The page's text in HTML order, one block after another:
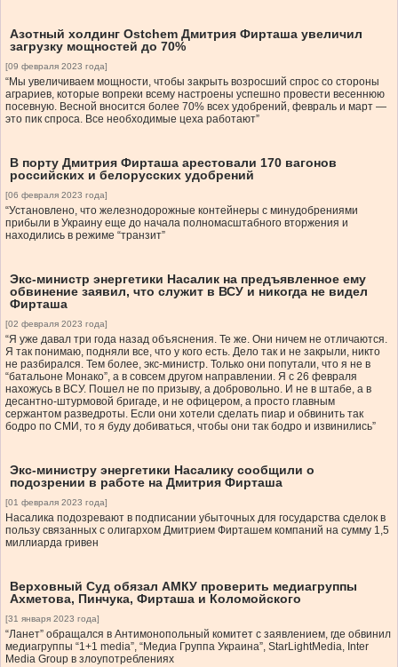
Азотный холдинг Ostchem Дмитрия Фирташа увеличил
загрузку мощностей до 70%
[09 февраля 2023 года]
“Мы увеличиваем мощности, чтобы закрыть возросший спрос со стороны
аграриев, которые вопреки всему настроены успешно провести весеннюю
посевную. Весной вносится более 70% всех удобрений, февраль и март —
это пик спроса. Все необходимые цеха работают”
В порту Дмитрия Фирташа арестовали 170 вагонов
российских и белорусских удобрений
[06 февраля 2023 года]
“Установлено, что железнодорожные контейнеры с минудобрениями
прибыли в Украину еще до начала полномасштабного вторжения и
находились в режиме “транзит”
Экс-министр энергетики Насалик на предъявленное ему
обвинение заявил, что служит в ВСУ и никогда не видел
Фирташа
[02 февраля 2023 года]
“Я уже давал три года назад объяснения. Те же. Они ничем не отличаются.
Я так понимаю, подняли все, что у кого есть. Дело так и не закрыли, никто
не разбирался. Тем более, экс-министр. Только они попутали, что я не в
“батальоне Монако”, а в совсем другом направлении. Я с 26 февраля
нахожусь в ВСУ. Пошел не по призыву, а добровольно. И не в штабе, а в
десантно-штурмовой бригаде, и не офицером, а просто главным
сержантом разведроты. Если они хотели сделать пиар и обвинить так
бодро по СМИ, то я буду добиваться, чтобы они так бодро и извинились”
Экс-министру энергетики Насалику сообщили о
подозрении в работе на Дмитрия Фирташа
[01 февраля 2023 года]
Насалика подозревают в подписании убыточных для государства сделок в
пользу связанных с олигархом Дмитрием Фирташем компаний на сумму 1,5
миллиарда гривен
Верховный Суд обязал АМКУ проверить медиагруппы
Ахметова, Пинчука, Фирташа и Коломойского
[31 января 2023 года]
“Ланет” обращался в Антимонопольный комитет с заявлением, где обвинил
медиагруппы “1+1 media”, “Медиа Группа Украина”, StarLightMedia, Inter
Media Group в злоупотреблениях